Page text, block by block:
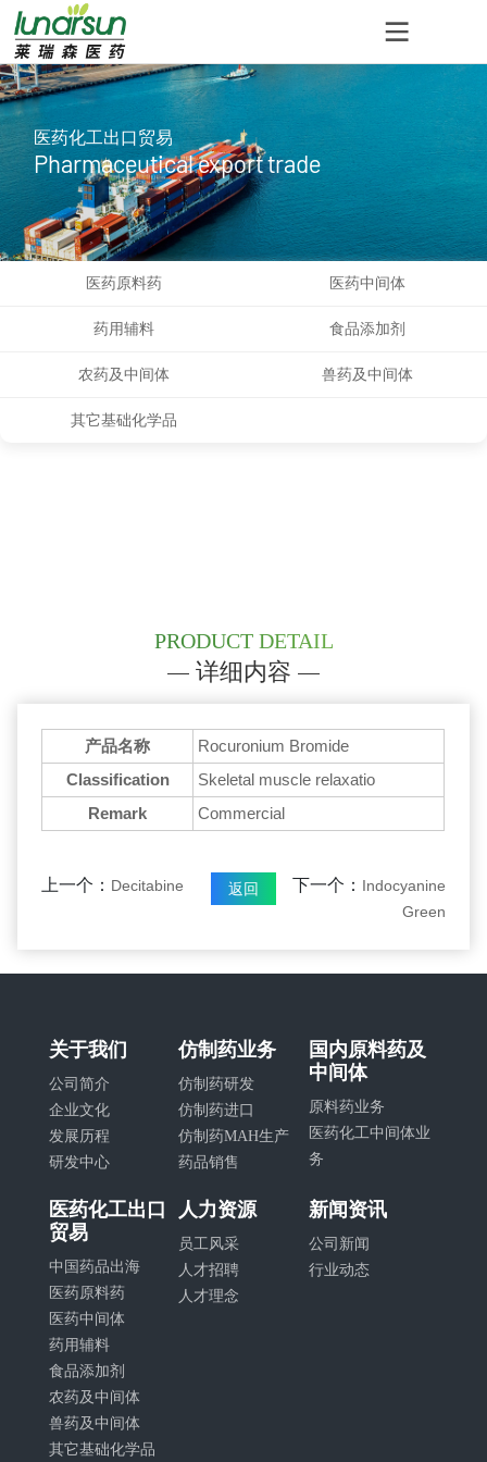
医药化工出口贸易
Pharmaceutical export trade
医药原料药 医药中间体
药用辅料 食品添加剂
农药及中间体 兽药及中间体
其它基础化学品
PRODUCT DETAIL
详细内容
产品名称
Rocuronium Bromide
Classification
Skeletal muscle relaxatio
Remark
Commercial
上一个： Decitabine 返回 下一个： Indocyanine
Green
关于我们
公司简介
企业文化
发展历程
研发中心
仿制药业务
仿制药研发
仿制药进口
仿制药MAH生产
药品销售
国内原料药及
中间体
原料药业务
医药化工中间体业
务
医药化工出口
贸易
中国药品出海
医药原料药
医药中间体
药用辅料
食品添加剂
农药及中间体
兽药及中间体
其它基础化学品
人力资源
员工风采
人才招聘
人才理念
新闻资讯
公司新闻
行业动态